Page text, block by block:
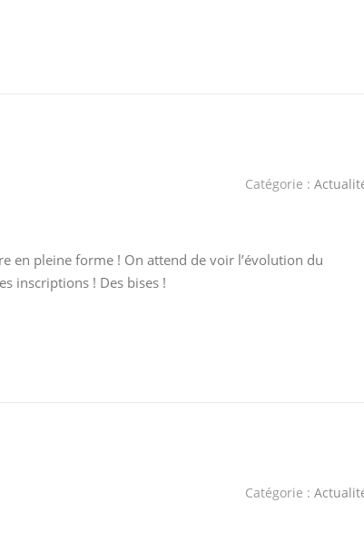
Catégorie :
en pleine forme ! On attend de voir l’évolution du
inscriptions ! Des bises !
Catégorie :